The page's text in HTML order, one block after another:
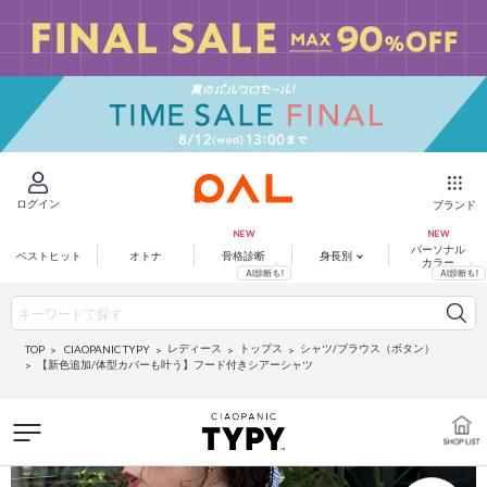
ログイン ブランド
ベストヒット オトナ 骨格診断 身長別
パーソナル
カラー
TOP CIAOPANIC TYPY レディース トップス
シャツ/ブラウス（ボタン）
【新色追加/体型カバーも叶う】フード付きシアーシャツ